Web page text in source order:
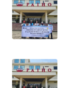
WN
NUSANTARA
JOGJA